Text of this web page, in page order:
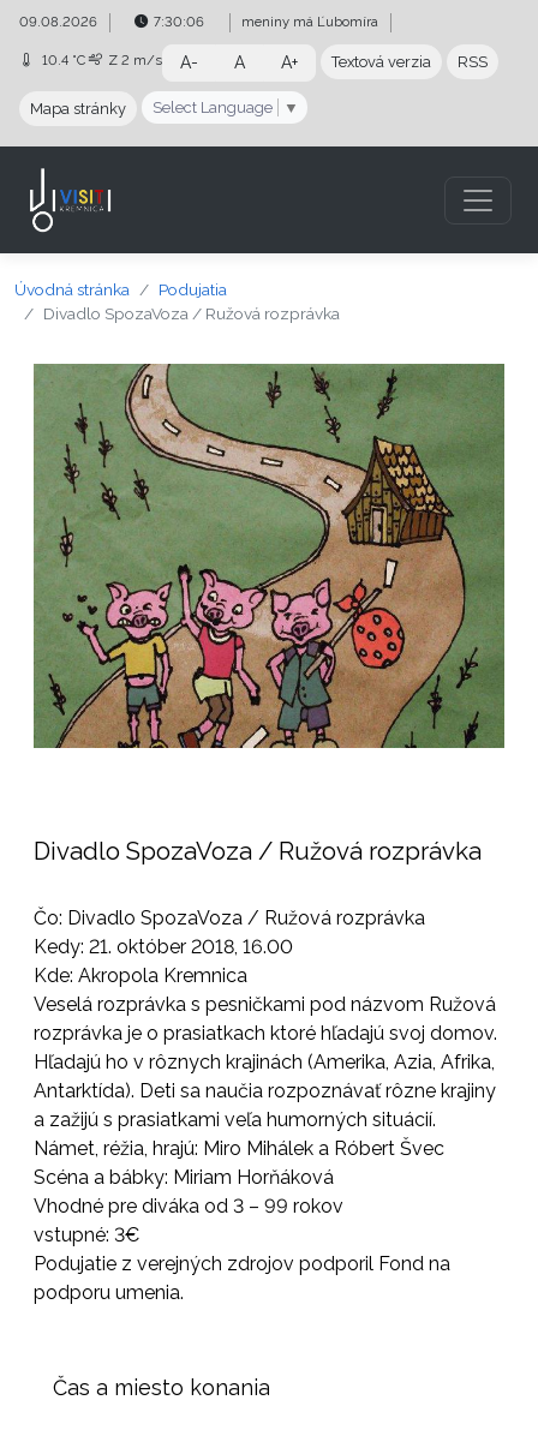
Preskočiť na obsah
Preskočiť na hlavné menu
09.08.2026 7:30:07 meniny má Ľubomíra
10.4 °C Z 2 m/s A- A A+ Textová verzia RSS
Mapa stránky Select Language ▼
Úvodná stránka
Podujatia
Divadlo SpozaVoza / Ružová rozprávka
Divadlo SpozaVoza / Ružová rozprávka
Čo: Divadlo SpozaVoza / Ružová rozprávka
Kedy: 21. október 2018, 16.00
Kde: Akropola Kremnica
Veselá rozprávka s pesničkami pod názvom Ružová
rozprávka je o prasiatkach ktoré hľadajú svoj domov.
Hľadajú ho v rôznych krajinách (Amerika, Azia, Afrika,
Antarktída). Deti sa naučia rozpoznávať rôzne krajiny
a zažijú s prasiatkami veľa humorných situácií.
Námet, réžia, hrajú: Miro Mihálek a Róbert Švec
Scéna a bábky: Miriam Horňáková
Vhodné pre diváka od 3 – 99 rokov
vstupné: 3€
Podujatie z verejných zdrojov podporil Fond na
podporu umenia.
Čas a miesto konania